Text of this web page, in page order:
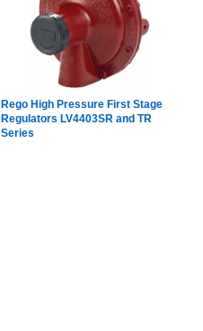
Rego High Pressure First Stage
Regulators LV4403SR and TR
Series